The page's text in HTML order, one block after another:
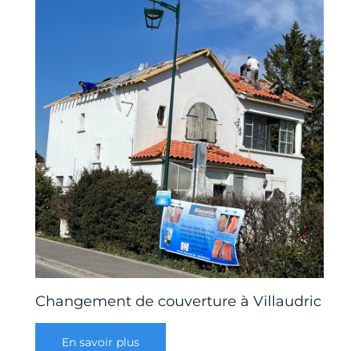
Changement de couverture à Villaudric
En savoir plus